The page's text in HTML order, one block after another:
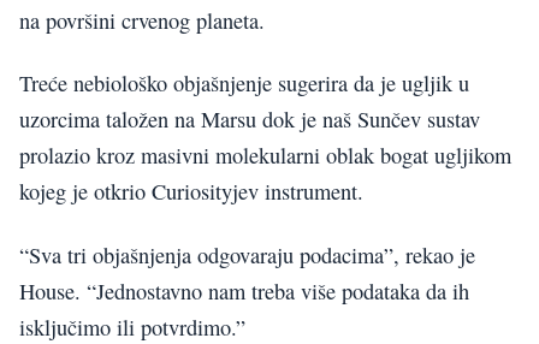
na površini crvenog planeta.
Treće nebiološko objašnjenje sugerira da je ugljik u
uzorcima taložen na Marsu dok je naš Sunčev sustav
prolazio kroz masivni molekularni oblak bogat ugljikom
kojeg je otkrio Curiosityjev instrument.
“Sva tri objašnjenja odgovaraju podacima”, rekao je
House. “Jednostavno nam treba više podataka da ih
isključimo ili potvrdimo.”